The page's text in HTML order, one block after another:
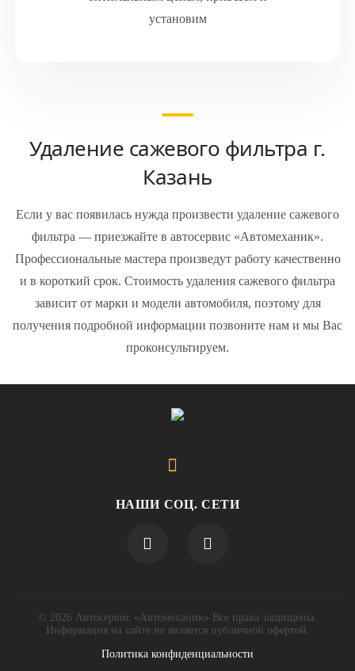
установим
Удаление сажевого фильтра г.
Казань
Если у вас появилась нужда произвести удаление сажевого
фильтра — приезжайте в автосервис «Автомеханик».
Профессиональные мастера произведут работу качественно
и в короткий срок. Стоимость удаления сажевого фильтра
зависит от марки и модели автомобиля, поэтому для
получения подробной информации позвоните нам и мы Вас
проконсультируем.
НАШИ СОЦ. СЕТИ
© 2026 Автосервис «Автомеханик» Все права защищены.
Информация на сайте не является публичной офертой.
Политика конфиденциальности